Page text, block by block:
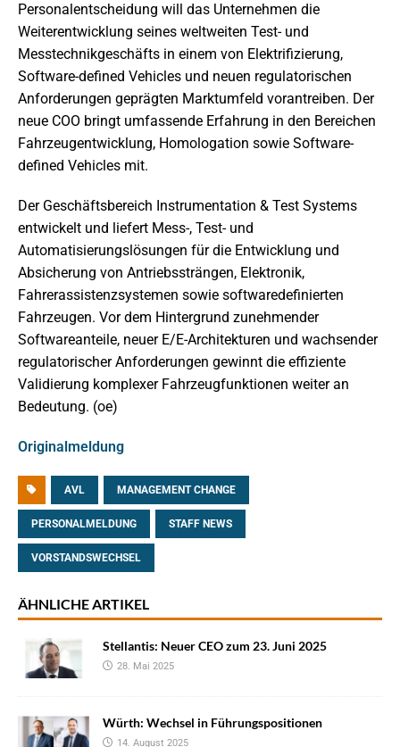
Personalentscheidung will das Unternehmen die
Weiterentwicklung seines weltweiten Test- und
Messtechnikgeschäfts in einem von Elektrifizierung,
Software-defined Vehicles und neuen regulatorischen
Anforderungen geprägten Marktumfeld vorantreiben. Der
neue COO bringt umfassende Erfahrung in den Bereichen
Fahrzeugentwicklung, Homologation sowie Software-
defined Vehicles mit.
Der Geschäftsbereich Instrumentation & Test Systems
entwickelt und liefert Mess-, Test- und
Automatisierungslösungen für die Entwicklung und
Absicherung von Antriebssträngen, Elektronik,
Fahrerassistenzsystemen sowie softwaredefinierten
Fahrzeugen. Vor dem Hintergrund zunehmender
Softwareanteile, neuer E/E-Architekturen und wachsender
regulatorischer Anforderungen gewinnt die effiziente
Validierung komplexer Fahrzeugfunktionen weiter an
Bedeutung. (oe)
Originalmeldung
AVL MANAGEMENT CHANGE
PERSONALMELDUNG STAFF NEWS
VORSTANDSWECHSEL
ÄHNLICHE ARTIKEL
Stellantis: Neuer CEO zum 23. Juni 2025
28. Mai 2025
Würth: Wechsel in Führungspositionen
14. August 2025